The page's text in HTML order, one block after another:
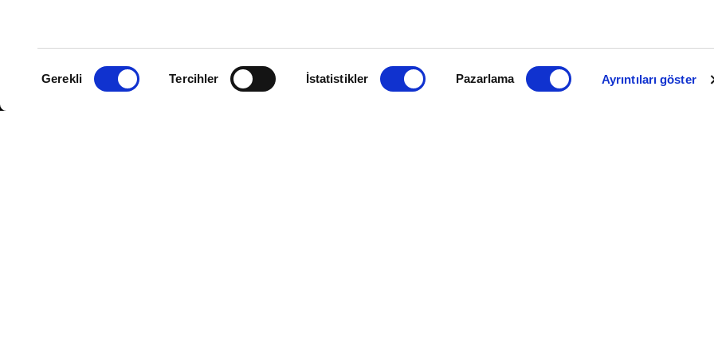
Gerekli Tercihler İstatistikler Pazarlama Ayrıntıları göster
Dondurmacı
Saldırı
Konuşan Hayvanlar